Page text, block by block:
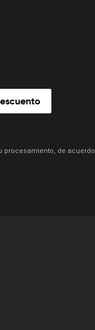
procesamiento, de acuerdo